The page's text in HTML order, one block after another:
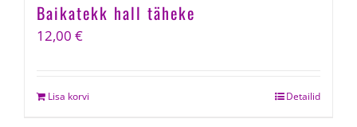
Baikatekk hall täheke
12,00 €
Lisa korvi Detailid